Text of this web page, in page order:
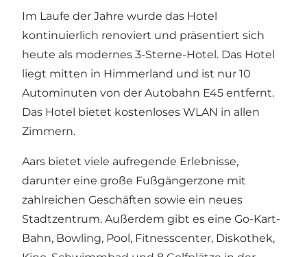
Im Laufe der Jahre wurde das Hotel
kontinuierlich renoviert und präsentiert sich
heute als modernes 3-Sterne-Hotel. Das Hotel
liegt mitten in Himmerland und ist nur 10
Autominuten von der Autobahn E45 entfernt.
Das Hotel bietet kostenloses WLAN in allen
Zimmern.
Aars bietet viele aufregende Erlebnisse,
darunter eine große Fußgängerzone mit
zahlreichen Geschäften sowie ein neues
Stadtzentrum. Außerdem gibt es eine Go-Kart-
Bahn, Bowling, Pool, Fitnesscenter, Diskothek,